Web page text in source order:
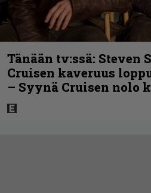
Tänään tv:ssä: Steven
Cruisen kaveruus
– Syynä Cruisen nolo